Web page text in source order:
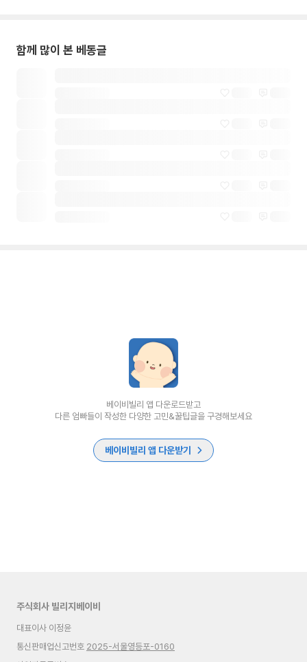
함께 많이 본 베동글
베이비빌리 앱 다운로드받고
다른 엄빠들이 작성한 다양한 고민&꿀팁글을 구경해보세요
베이비빌리 앱 다운받기
주식회사 빌리지베이비
대표이사 이정윤
통신판매업신고번호 2025-서울영등포-0160